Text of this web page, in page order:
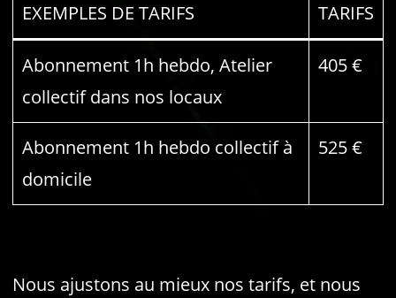
EXEMPLES DE TARIFS TARIFS
Abonnement 1h hebdo, Atelier
collectif dans nos locaux
405 €
Abonnement 1h hebdo collectif à
domicile
525 €
Nous ajustons au mieux nos tarifs, et nous